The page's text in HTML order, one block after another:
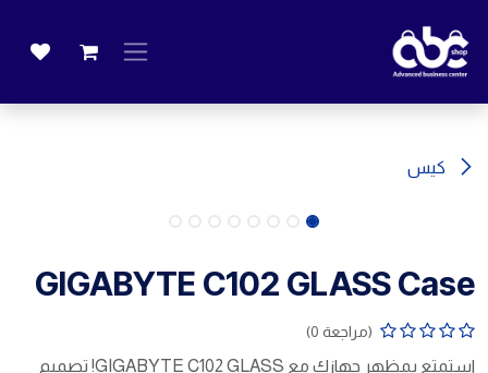
كيس
GIGABYTE C102 GLASS Case
(مراجعة 0)
استمتع بمظهر جهازك مع GIGABYTE C102 GLASS! تصميم